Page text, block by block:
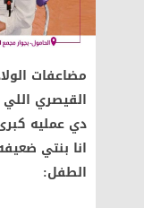
مضاعفات
القيصري اللي
دي عمليه
انا بنتي
الطفل: